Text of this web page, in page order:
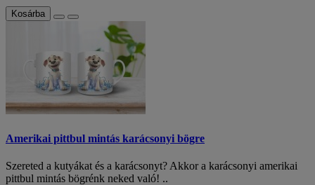
Kosárba
Amerikai pittbul mintás karácsonyi bögre
Szereted a kutyákat és a karácsonyt? Akkor a karácsonyi amerikai
pittbul mintás bögrénk neked való! ..